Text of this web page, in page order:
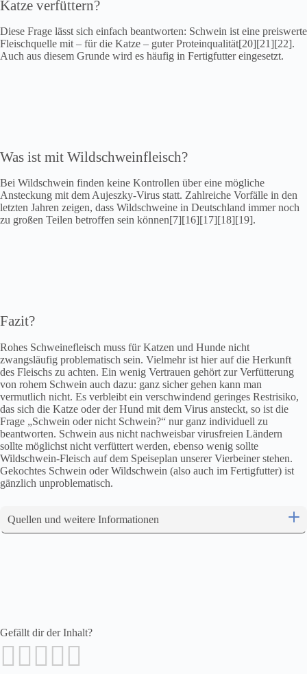
Katze verfüttern?
Diese Frage lässt sich einfach beantworten: Schwein ist eine preiswerte
Fleischquelle mit – für die Katze – guter Proteinqualität[20][21][22].
Auch aus diesem Grunde wird es häufig in Fertigfutter eingesetzt.
Was ist mit Wildschweinfleisch?
Bei Wildschwein finden keine Kontrollen über eine mögliche
Ansteckung mit dem Aujeszky-Virus statt. Zahlreiche Vorfälle in den
letzten Jahren zeigen, dass Wildschweine in Deutschland immer noch
zu großen Teilen betroffen sein können[7][16][17][18][19].
Fazit?
Rohes Schweinefleisch muss für Katzen und Hunde nicht
zwangsläufig problematisch sein. Vielmehr ist hier auf die Herkunft
des Fleischs zu achten. Ein wenig Vertrauen gehört zur Verfütterung
von rohem Schwein auch dazu: ganz sicher gehen kann man
vermutlich nicht. Es verbleibt ein verschwindend geringes Restrisiko,
das sich die Katze oder der Hund mit dem Virus ansteckt, so ist die
Frage „Schwein oder nicht Schwein?“ nur ganz individuell zu
beantworten. Schwein aus nicht nachweisbar virusfreien Ländern
sollte möglichst nicht verfüttert werden, ebenso wenig sollte
Wildschwein-Fleisch auf dem Speiseplan unserer Vierbeiner stehen.
Gekochtes Schwein oder Wildschwein (also auch im Fertigfutter) ist
gänzlich unproblematisch.
Quellen und weitere Informationen
Gefällt dir der Inhalt?